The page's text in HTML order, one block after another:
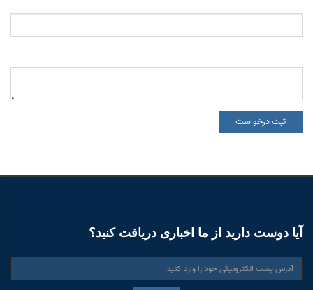
ثبت درخواست
آیا دوست دارید از ما اخباری دریافت کنید؟